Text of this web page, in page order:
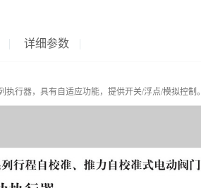
详细参数
执行器，具有自适应功能，提供开关/浮点/模拟控制。